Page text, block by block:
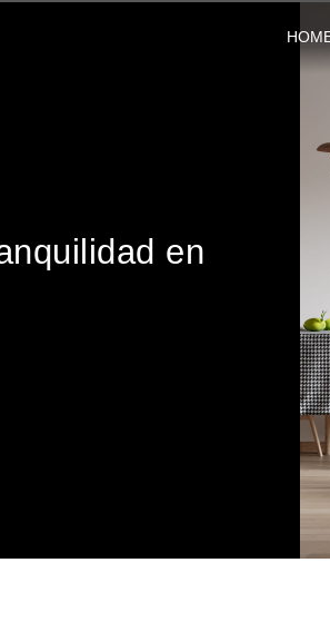
en